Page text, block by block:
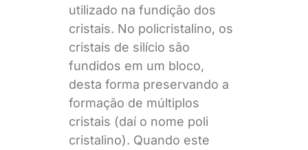
utilizado na fundição dos
cristais. No policristalino, os
cristais de silício são
fundidos em um bloco,
desta forma preservando a
formação de múltiplos
cristais (daí o nome poli
cristalino). Quando este